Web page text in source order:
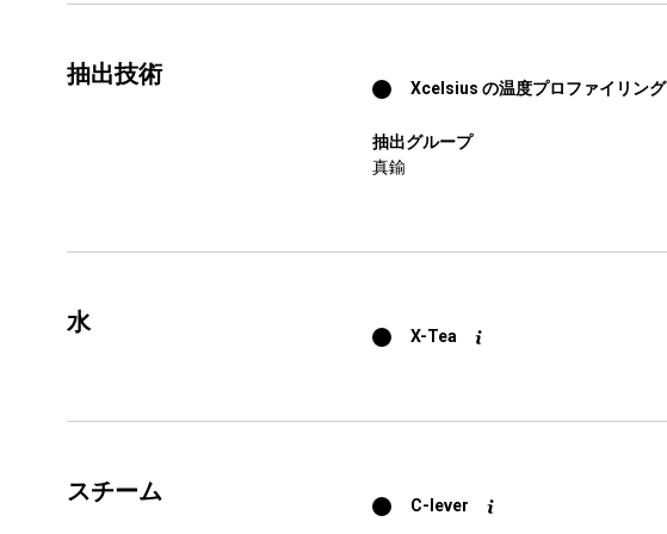
抽出技術 Xcelsius の温度プロファイリング
抽出グループ
真鍮
水 X-Tea
スチーム C-lever